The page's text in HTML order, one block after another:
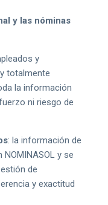
y las nóminas
y
totalmente
la información
ni riesgo de
: la información de
y se
de
y exactitud